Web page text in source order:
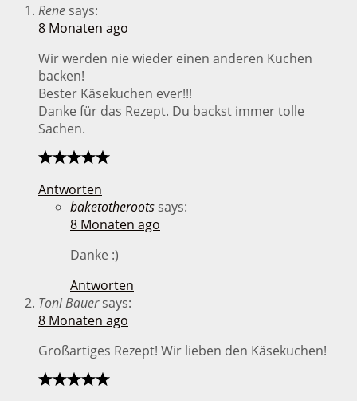
Rene says:
8 Monaten ago
Wir werden nie wieder einen anderen Kuchen
backen!
Bester Käsekuchen ever!!!
Danke für das Rezept. Du backst immer tolle
Sachen.
Antworten
baketotheroots says:
8 Monaten ago
Danke :)
Antworten
Toni Bauer says:
8 Monaten ago
Großartiges Rezept! Wir lieben den Käsekuchen!